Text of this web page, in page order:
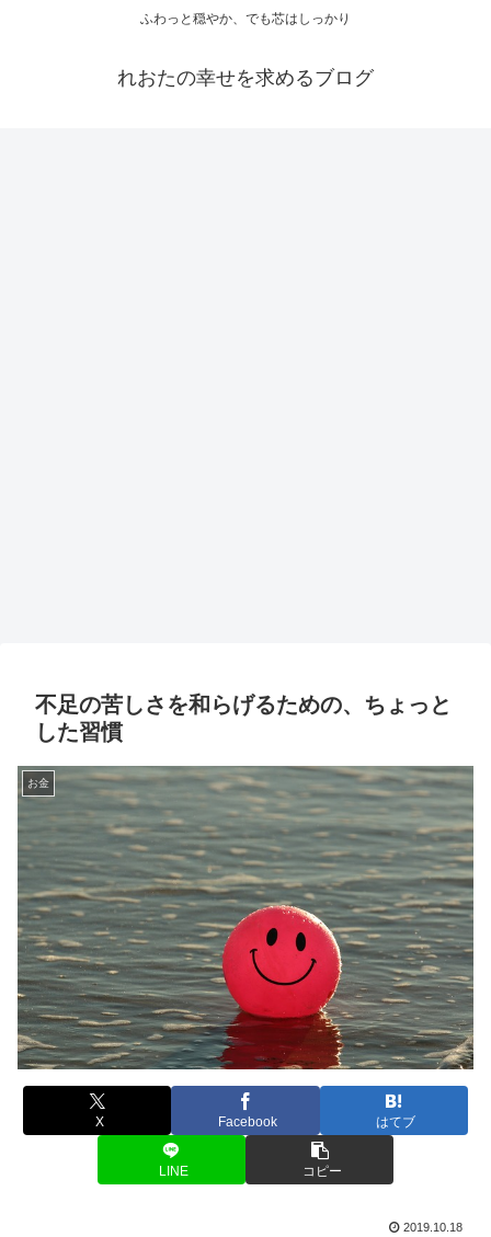
ふわっと穏やか、でも芯はしっかり
れおたの幸せを求めるブログ
不足の苦しさを和らげるための、ちょっと
した習慣
お金
X Facebook はてブ
LINE コピー
2019.10.18